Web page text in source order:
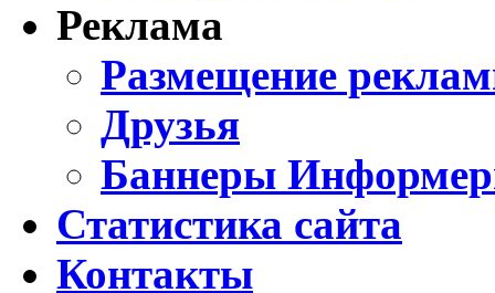
Реклама
Размещение
Друзья
Баннеры
Статистика сайта
Контакты